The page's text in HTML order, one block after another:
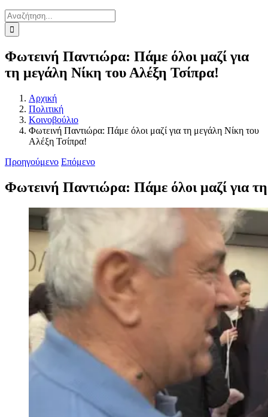
Αναζήτηση
για:
Φωτεινή Παντιώρα: Πάμε όλοι μαζί για
τη μεγάλη Νίκη του Αλέξη Τσίπρα!
Αρχική
Πολιτική
Κοινοβούλιο
Φωτεινή Παντιώρα: Πάμε όλοι μαζί για τη μεγάλη Νίκη του
Αλέξη Τσίπρα!
Προηγούμενο Επόμενο
Φωτεινή Παντιώρα: Πάμε όλοι μαζί για
Προβολή
μεγαλύτερης
εικόνας